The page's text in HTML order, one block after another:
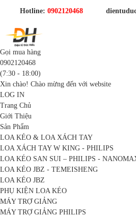
Hotline: 0902120468
Gọi mua hàng
0902120468
(7:30 - 18:00)
Xin chào! Chào mừng đến với website
LOG IN
Trang Chủ
Giới Thiệu
Sản Phẩm
LOA KÉO & LOA XÁCH TAY
LOA XÁCH TAY W KING - PHILIPS
LOA KÉO SAN SUI – PHILIPS -
LOA KÉO JBZ - TEMEISHENG
LOA KÉO JBZ
PHỤ KIỆN LOA KÉO
MÁY TRỢ GIẢNG
MÁY TRỢ GIẢNG PHILIPS